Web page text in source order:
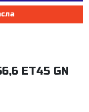
ET45 GN